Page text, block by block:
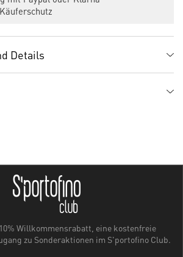
Details
Willkommensrabatt, eine kostenfreie
zu Sonderaktionen im S'portofino Club.